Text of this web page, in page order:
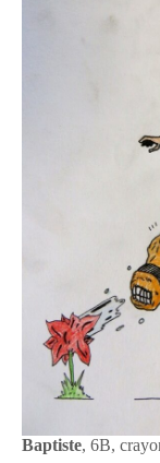
Baptiste, 6B,